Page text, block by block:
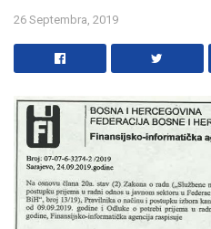
26 Septembra, 2019